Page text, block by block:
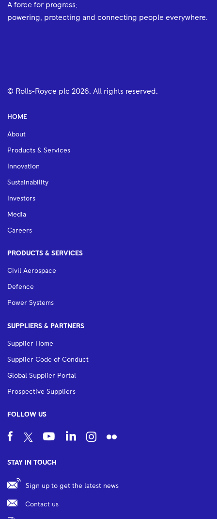
A force for progress;
powering, protecting and connecting people everywhere.
© Rolls-Royce plc 2026 . All rights reserved.
HOME
About
Products & Services
Innovation
Sustainability
Investors
Media
Careers
PRODUCTS & SERVICES
Civil Aerospace
Defence
Power Systems
SUPPLIERS & PARTNERS
Supplier Home
Supplier Code of Conduct
Global Supplier Portal
Prospective Suppliers
FOLLOW US
STAY IN TOUCH
Sign up to get the latest news
Contact us